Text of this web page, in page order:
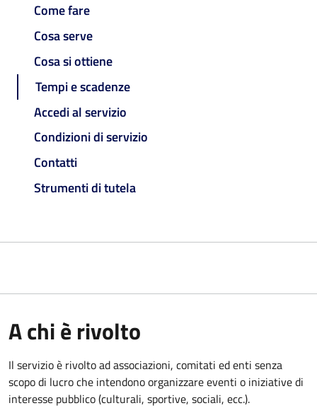
Come fare
Cosa serve
Cosa si ottiene
Tempi e scadenze
Accedi al servizio
Condizioni di servizio
Contatti
Strumenti di tutela
A chi è rivolto
Il servizio è rivolto ad associazioni, comitati ed enti senza
scopo di lucro che intendono organizzare eventi o iniziative di
interesse pubblico (culturali, sportive, sociali, ecc.).